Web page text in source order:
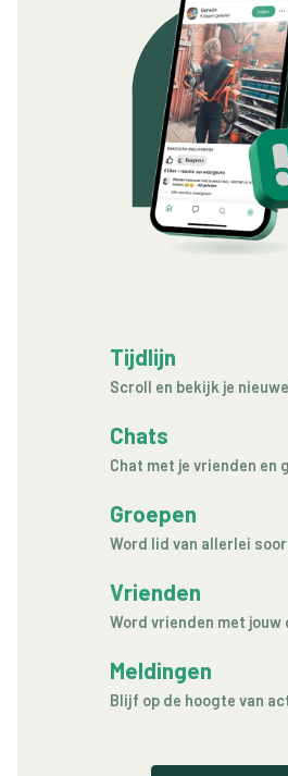
Tijdlijn
Scroll en bekijk je
Chats
Chat met je vrienden en
Groepen
Word lid van allerlei
Vrienden
Word vrienden met jouw
Meldingen
Blijf op de hoogte van